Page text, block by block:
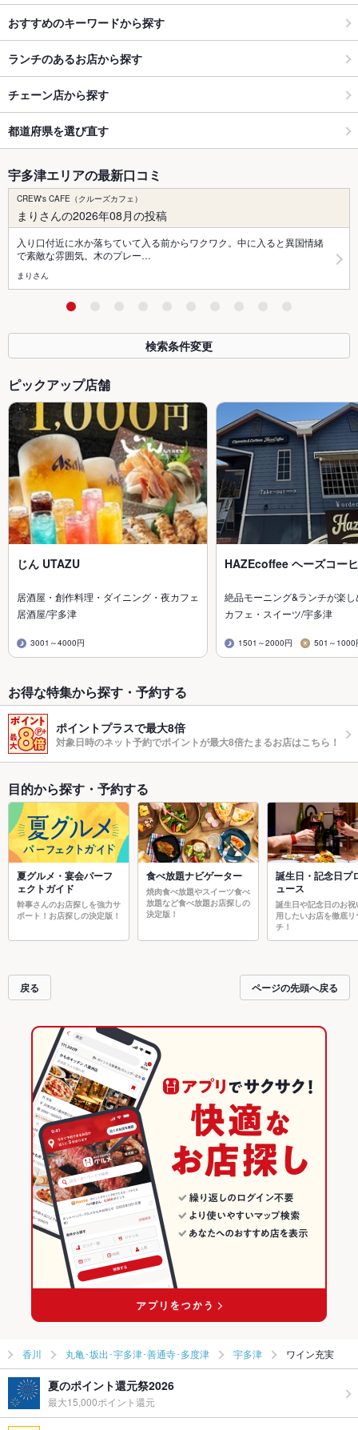
おすすめのキーワードから探す
ランチのあるお店から探す
チェーン店から探す
都道府県を選び直す
宇多津エリアの最新口コミ
CREW's CAFE（クルーズカフェ）
まりさんの2026年08月の投稿
入り口付近に水か落ちていて入る前からワクワク。中に入ると異国情緒
で素敵な雰囲気。木のプレー…
まりさん
検索条件変更
ピックアップ店舗
じん UTAZU
居酒屋・創作料理・ダイニング・夜カフェ
居酒屋/宇多津
3001～4000円
HAZEcoffee ヘーズコー
絶品モーニング&ランチが楽
カフェ・スイーツ/宇多津
1501～2000円 501～1000
お得な特集から探す・予約する
ポイントプラスで最大8倍
対象日時のネット予約でポイントが最大8倍たまるお店はこちら！
目的から探す・予約する
夏グルメ・宴会パーフ
ェクトガイド
幹事さんのお店探しを強力サ
ポート！お店探しの決定版！
食べ放題ナビゲーター
焼肉食べ放題やスイーツ食べ
放題など食べ放題お店探しの
決定版！
誕生日・記念日プ
ュース
誕生日や記念日のお祝
用したいお店を徹底リ
チ！
戻る ページの先頭へ戻る
香川 丸亀･坂出･宇多津･善通寺･多度津 宇多津 ワイン充実
夏のポイント還元祭2026
最大15,000ポイント還元